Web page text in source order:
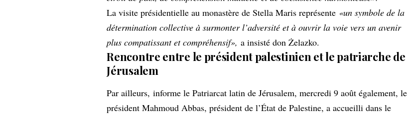
La visite présidentielle au monastère de Stella Maris représente «un symbole de la
détermination collective à surmonter l’adversité et à ouvrir la voie vers un avenir
plus compatissant et compréhensif», a insisté don Żelazko.
Rencontre entre le président palestinien et le patriarche de
Jérusalem
Par ailleurs,informe le Patriarcat latin de Jérusalem, mercredi 9 août également, le
président Mahmoud Abbas, président de l’État de Palestine, a accueilli dans le